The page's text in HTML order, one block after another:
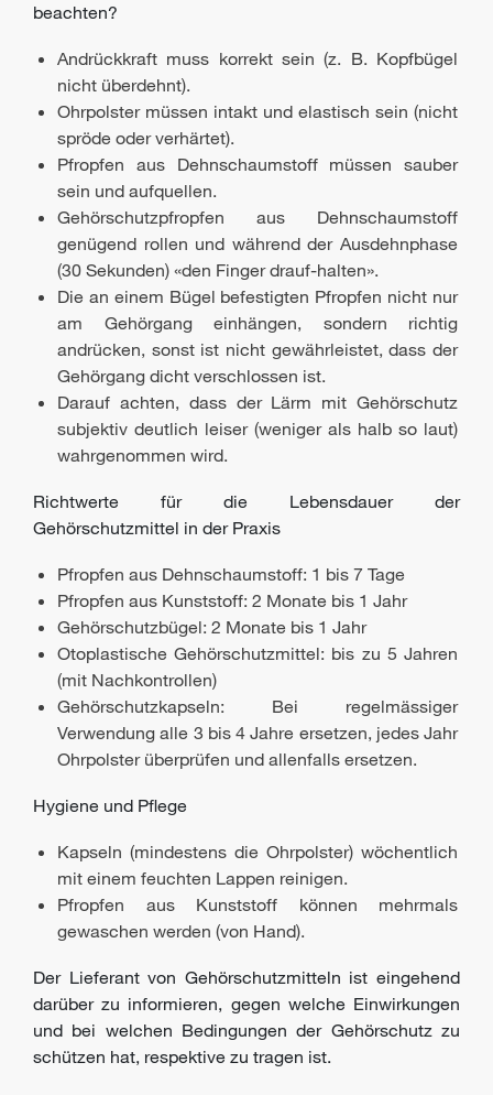
beachten?
Andrückkraft muss korrekt sein (z. B. Kopfbügel
nicht überdehnt).
Ohrpolster müssen intakt und elastisch sein (nicht
spröde oder verhärtet).
Pfropfen aus Dehnschaumstoff müssen sauber
sein und aufquellen.
Gehörschutzpfropfen aus Dehnschaumstoff
genügend rollen und während der Ausdehnphase
(30 Sekunden) «den Finger drauf-halten».
Die an einem Bügel befestigten Pfropfen nicht nur
am Gehörgang einhängen, sondern richtig
andrücken, sonst ist nicht gewährleistet, dass der
Gehörgang dicht verschlossen ist.
Darauf achten, dass der Lärm mit Gehörschutz
subjektiv deutlich leiser (weniger als halb so laut)
wahrgenommen wird.
Richtwerte für die Lebensdauer der
Gehörschutzmittel in der Praxis
Pfropfen aus Dehnschaumstoff: 1 bis 7 Tage
Pfropfen aus Kunststoff: 2 Monate bis 1 Jahr
Gehörschutzbügel: 2 Monate bis 1 Jahr
Otoplastische Gehörschutzmittel: bis zu 5 Jahren
(mit Nachkontrollen)
Gehörschutzkapseln: Bei regelmässiger
Verwendung alle 3 bis 4 Jahre ersetzen, jedes Jahr
Ohrpolster überprüfen und allenfalls ersetzen.
Hygiene und Pflege
Kapseln (mindestens die Ohrpolster) wöchentlich
mit einem feuchten Lappen reinigen.
Pfropfen aus Kunststoff können mehrmals
gewaschen werden (von Hand).
Der Lieferant von Gehörschutzmitteln ist eingehend
darüber zu informieren, gegen welche Einwirkungen
und bei welchen Bedingungen der Gehörschutz zu
schützen hat, respektive zu tragen ist.